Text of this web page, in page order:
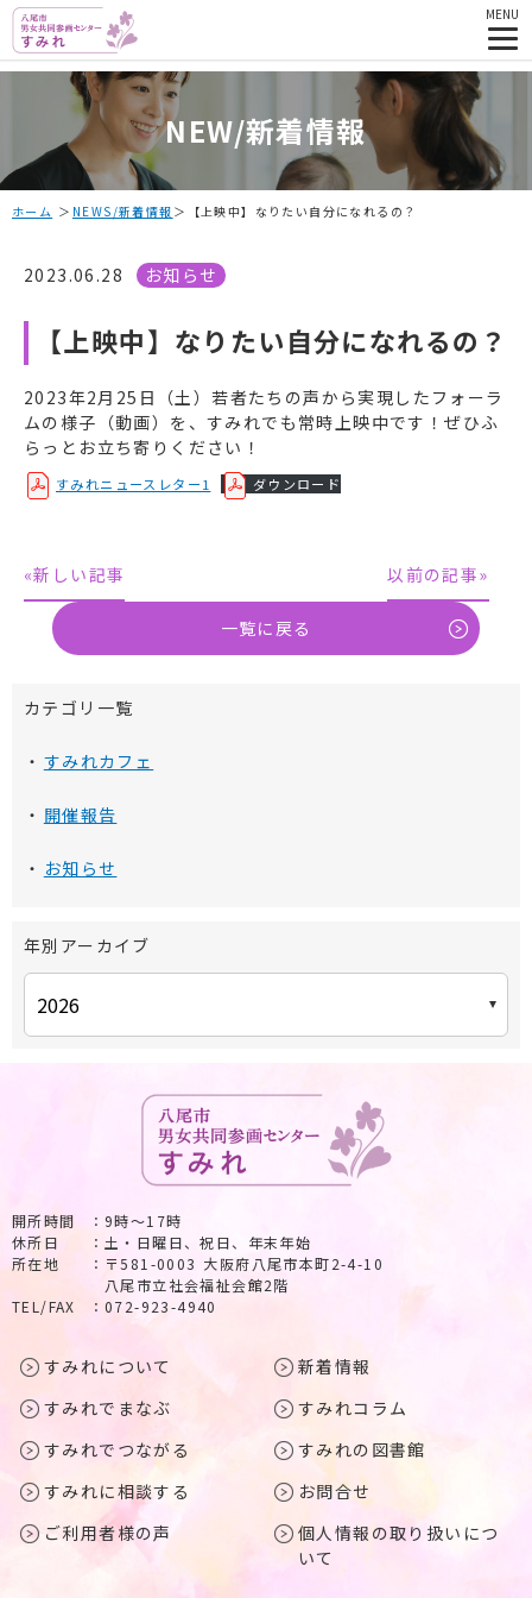
MENU
NEW/新着情報
ホーム NEWS/新着情報 【上映中】なりたい自分になれるの？
2023.06.28 お知らせ
【上映中】なりたい自分になれるの？
2023年2月25日（土）若者たちの声から実現したフォーラ
ムの様子（動画）を、すみれでも常時上映中です！ぜひふ
らっとお立ち寄りください！
すみれニュースレター1 ダウンロード
«新しい記事 以前の記事»
一覧に戻る
カテゴリ一覧
すみれカフェ
開催報告
お知らせ
年別アーカイブ
開所時間
9時～17時
休所日
土・日曜日、祝日、年末年始
所在地
〒581-0003 大阪府八尾市本町2-4-10
八尾市立社会福祉会館2階
TEL/FAX
072-923-4940
すみれについて
すみれでまなぶ
すみれでつながる
すみれに相談する
ご利用者様の声
新着情報
すみれコラム
すみれの図書館
お問合せ
個人情報の取り扱いにつ
いて